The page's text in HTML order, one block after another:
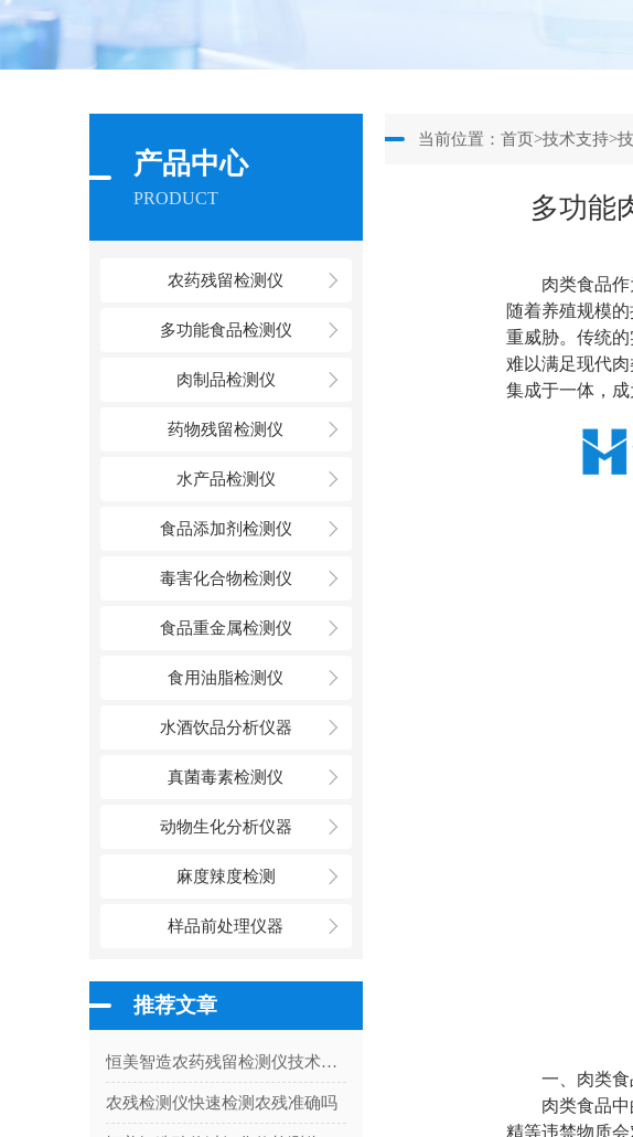
产品中心
PRODUCT
农药残留检测仪
多功能食品检测仪
肉制品检测仪
药物残留检测仪
水产品检测仪
食品添加剂检测仪
毒害化合物检测仪
食品重金属检测仪
食用油脂检测仪
水酒饮品分析仪器
真菌毒素检测仪
动物生化分析仪器
麻度辣度检测
样品前处理仪器
推荐文章
恒美智造农药残留检测仪技术白皮书：核心检测原理与性能指标深度解析
农残检测仪快速检测农残准确吗
当前位置：首页>技术支持>
多功能
肉类食品
随着养殖规模
重威胁。传统
难以满足现代肉
集成于一体，
一、肉类
肉类食品
精等违禁物质